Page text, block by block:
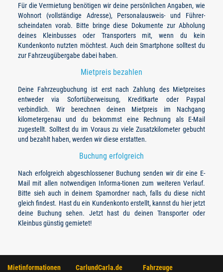
Für die Vermietung benötigen wir deine persönlichen Angaben, wie
Wohnort (vollständige Adresse), Personalausweis- und Führer-
scheindaten vorab. Bitte bringe diese Dokumente zur Abholung
deines Kleinbusses oder Transporters mit, wenn du kein
Kundenkonto nutzten möchtest. Auch dein Smartphone solltest du
zur Fahrzeugübergabe dabei haben.
Mietpreis bezahlen
Deine Fahrzeugbuchung ist erst nach Zahlung des Mietpreises
entweder via Sofortüberweisung, Kreditkarte oder Paypal
verbindlich. Wir berechnen deinen Mietpreis im Nachgang
kilometergenau und du bekommst eine Rechnung als E-Mail
zugestellt. Solltest du im Voraus zu viele Zusatzkilometer gebucht
und bezahlt haben, werden wir diese erstatten.
Buchung erfolgreich
Nach erfolgreich abgeschlossener Buchung senden wir dir eine E-
Mail mit allen notwendigen Informa-tionen zum weiteren Verlauf.
Bitte sieh auch in deinem Spamordner nach, falls du diese nicht
gleich findest. Hast du ein Kundenkonto erstellt, kannst du hier jetzt
deine Buchung sehen. Jetzt hast du deinen Transporter oder
Kleinbus günstig gemietet!
Mietinformationen CarlundCarla.de Fahrzeuge